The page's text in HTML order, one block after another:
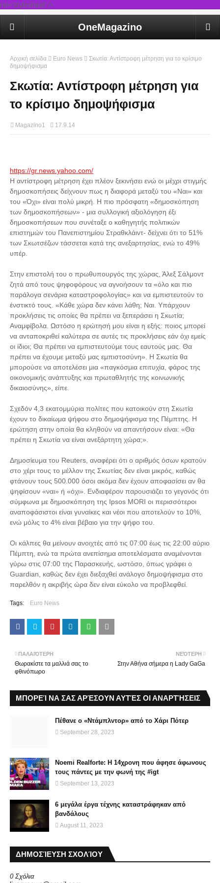
rel='stylesheet'/>
OneMagazino
Αρχική σελίδα Euro News
Σκωτία: Αντίστροφη μέτρηση για το κρίσιμο
δημοψήφισμα
Σκωτία: Αντίστροφη μέτρηση για
το κρίσιμο δημοψήφισμα
Magazino1 17.9.14
https://gr.news.yahoo.com/
Η αντίστροφη μέτρηση έχει πλέον ξεκινήσει ενώ οι μέχρι στιγμής
δημοσκοπήσεις δείχνουν πως η διαφορά μεταξύ του «Ναι» και
του «Όχι» είναι πολύ μικρή. Η πιο πρόσφατη «δημοσκόπηση
των δημοσκοπήσεων» - μια συλλογική αξιολόγηση έξι
δημοσκοπήσεων που συνέταξε ο καθηγητής πολιτικών
επιστημών του Πανεπιστημίου Στραθκλάιντ- δείχνει ότι το 51%
των Σκωτσέζων τάσσεται κατά της ανεξαρτησίας, ενώ το 49%
υπέρ.
Στην επιστολή του ο πρωθυπουργός της χώρας, Άλεξ Σάλμοντ
ζητά από τους ψηφοφόρους να αγνοήσουν τα «όλο και πιο
παράλογα σενάρια καταστροφολογίας» και να εμπιστευτούν το
ένστικτό τους. «Κάθε χώρα δεν κάνει λάθη; Ναι. Υπάρχουν
προκλήσεις τις οποίες θα πρέπει να ξεπεράσει η Σκωτία;
Αναμφίβολα. Ωστόσο η ερώτησή μου είναι η εξής: ποιος μπορεί
να ανταποκριθεί καλύτερα σε αυτές τις προκλήσεις εάν όχι εμείς
οι ίδιοι; Θα πρέπει να εμπιστευτούμε τους εαυτούς μας. Θα
πρέπει να έχουμε μεταξύ μας εμπιστοσύνη». Η Σκωτία θα
μπορούσε να αποτελέσει μια «παγκόσμια επιτυχία, φάρος της
οικονομικής ανάπτυξης και πρωταθλητής της κοινωνικής
δικαιοσύνης», είπε.
Σχεδόν 4,3 εκατομμύρια πολίτες που κατοικούν στη Σκωτία
έχουν το δικαίωμα ψήφου στο δημοψήφισμα της Πέμπτης. Η
ερώτηση στην οποία θα κληθούν να απαντήσουν είναι: «Θα
πρέπει η Σκωτία να είναι ανεξάρτητη χώρα;».
Δημοσίευμα του Reuters, αναφέρει ότι ο αριθμός όσων κρατούν
στο χέρι τους το μέλλον της Σκωτίας δεν είναι μικρός, καθώς
φτάνουν τους 500.000 όσοι ακόμα δεν έχουν αποφασίσει αν θα
ψηφίσουν «ναι» ή «όχι». Ενδιαφέρον παρουσιάζει το γεγονός ότι
σύμφωνα με δημοσκόπηση της Ipsos MORI οι περισσότεροι
αναποφάσιστοι είναι γυναίκες και νέοι που αποτελούν το 10%,
ενώ μόλις το 4% είναι βέβαιο για την ψήφο του.
Οι κάλπες θα μείνουν ανοιχτές από τις 07:00 έως τις 22:00 αύριο
Πέμπτη, ενώ τα πρώτα ανεπίσημα αποτελέσματα αναμένονται
γύρω στις 07:00 της Παρασκευής, ωστόσο, όπως γράφει ο
Guardian, καθώς δεν έχει διεξαχθεί ανάλογο δημοψήφισμα στο
παρελθόν η ακριβής ώρα δεν είναι εύκολο να προβλεφθεί.
Tags: Euro News
ΝΕΌΤΕΡΗ
Στην Αθήνα σήμερα η Lady GaGa
ΠΑΛΑΙΌΤΕΡΗ
Θωρακίστε τα μαλλιά σας το
φθινόπωρο
ΜΠΟΡΕΊ ΝΑ ΣΑΣ ΑΡΈΣΟΥΝ ΑΥΤΈΣ ΟΙ ΑΝΑΡΤΉΣΕΙΣ
Πέθανε ο «Ντάμπλντορ» από το Χάρι Πότερ
September 28, 2023
Noemi Realforte: Η 14χρονη που άφησε άφωνους
τους πάντες με την φωνή της #igt
September 13, 2023
6 μεγάλα έργα τέχνης καταστράφηκαν από
βανδάλους
August 11, 2023
ΔΗΜΟΣΊΕΥΣΗ ΣΧΟΛΊΟΥ
0 Σχόλια